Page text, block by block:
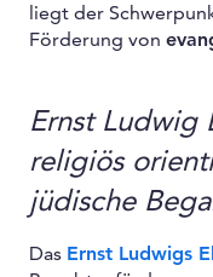
liegt der
Förderung von
Ernst Ludwig
religiös
jüdische
Das Ernst Ludwigs